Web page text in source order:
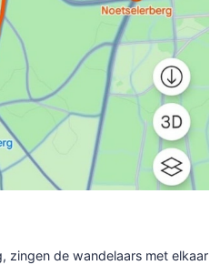
zingen de wandelaars met elkaar